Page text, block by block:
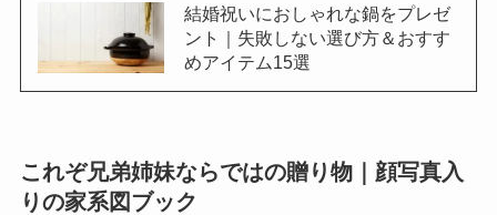
結婚祝いにおしゃれな鍋をプレゼ
ント｜失敗しない選び方＆おすす
めアイテム15選
これぞ兄弟姉妹ならではの贈り物｜顔写真入
りの家系図ブック